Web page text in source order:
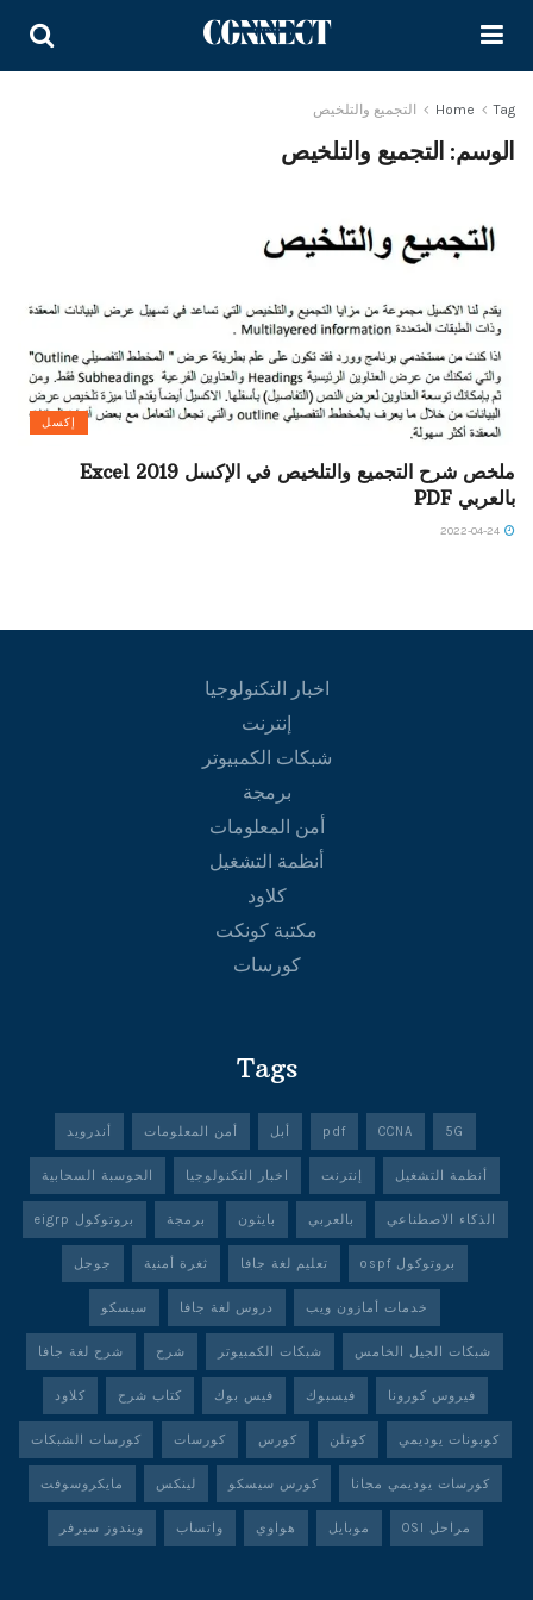
Home Tag التجميع والتلخيص
الوسم: التجميع والتلخيص
إكسل
ملخص شرح التجميع والتلخيص في الإكسل Excel 2019
بالعربي PDF
اخبار التكنولوجيا
إنترنت
شبكات الكمبيوتر
برمجة
أمن المعلومات
أنظمة التشغيل
كلاود
مكتبة كونكت
كورسات
Tags
5G
CCNA
pdf أبل أمن المعلومات أندرويد
أنظمة التشغيل إنترنت اخبار التكنولوجيا الحوسبة السحابية
الذكاء الاصطناعي بالعربي بايثون برمجة بروتوكول eigrp
بروتوكول ospf تعليم لغة جافا ثغرة أمنية جوجل
خدمات أمازون ويب دروس لغة جافا سيسكو
شبكات الجيل الخامس شبكات الكمبيوتر شرح شرح لغة جافا
فيروس كورونا فيسبوك فيس بوك كتاب شرح كلاود
كوبونات يوديمي كوتلن كورس كورسات كورسات الشبكات
كورسات يوديمي مجانا كورس سيسكو لينكس مايكروسوفت
مراحل OSI موبايل هواوي واتساب ويندوز سيرفر